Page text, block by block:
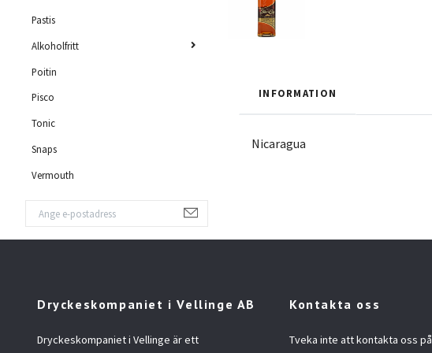
Pastis
Alkoholfritt
Poitin
Pisco
Tonic
Snaps
Vermouth
INFORMATION
Nicaragua
Dryckeskompaniet i Vellinge AB
Dryckeskompaniet i Vellinge är ett
Kontakta oss
Tveka inte att kontakta oss på